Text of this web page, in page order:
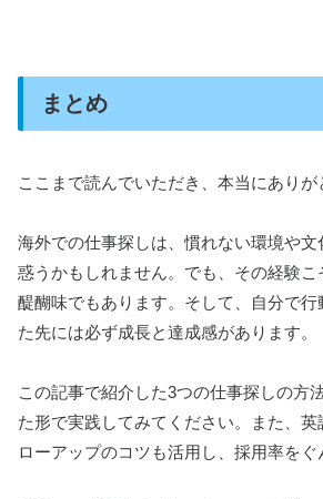
まとめ
ここまで読んでいただき、本当にありが
海外での仕事探しは、慣れない環境や
惑うかもしれません。でも、その経験こ
醍醐味でもあります。そして、自分で行
た先には必ず成長と達成感があります。
この記事で紹介した3つの仕事探しの方
た形で実践してみてください。また、英
ローアップのコツも活用し、採用率をぐ